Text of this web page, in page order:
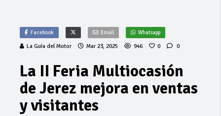
Facebook Email Whatsapp
La Guía del Motor Mar 23, 2025 946 0 0
La II Feria Multiocasión
de Jerez mejora en ventas
y visitantes